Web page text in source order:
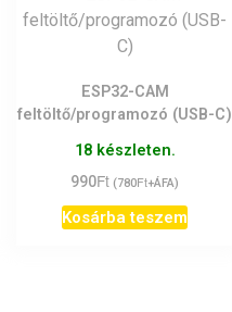
ESP32-CAM
feltöltő/programozó (USB-C)
18 készleten.
990Ft (780Ft+ÁFA)
Kosárba teszem